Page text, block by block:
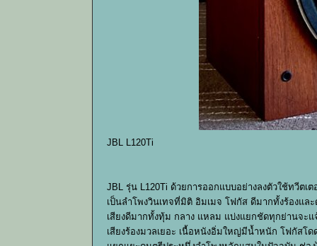
JBL L120Ti
JBL รุ่น L120Ti ด้วยการออกแบบอย่างลงตัวใช้ทวีตเต
เป็นลำโพงวินเทจที่มิติ อิมเมจ โฟกัส ดีมากทั้งร้องแ
เสียงดีมากทั้งทุ้ม กลาง แหลม แบ่งแยกชัดทุกย่านจะ
เสียงร้องมวลเยอะ เนื้อหนังอิ่มใหญ่มีน้ำหนัก โฟกัสโ